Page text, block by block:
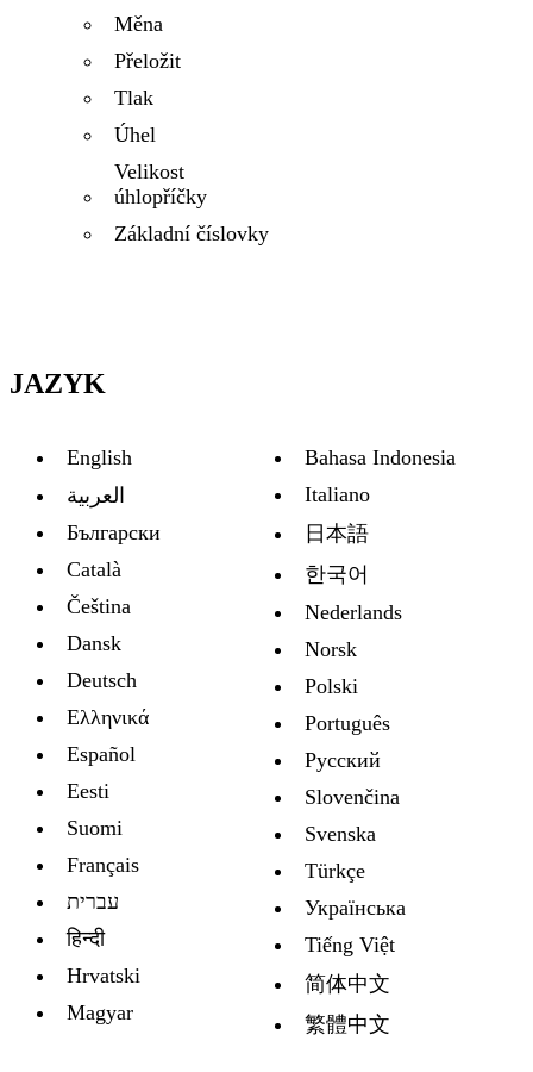
Měna
Přeložit
Tlak
Úhel
Velikost
úhlopříčky
Základní číslovky
JAZYK
English
العربية
Български
Català
Čeština
Dansk
Deutsch
Ελληνικά
Español
Eesti
Suomi
Français
עברית
हिन्दी
Hrvatski
Magyar
Bahasa Indonesia
Italiano
日本語
한국어
Nederlands
Norsk
Polski
Português
Русский
Slovenčina
Svenska
Türkçe
Украïнська
Tiếng Việt
简体中文
繁體中文